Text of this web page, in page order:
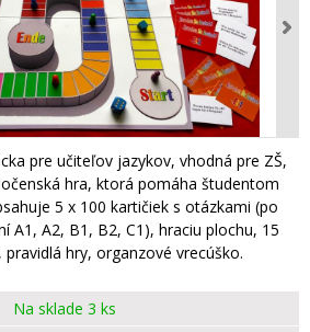
pre učiteľov jazykov, vhodná pre ZŠ,
hra, ktorá pomáha študentom
5 x 100 kartičiek s otázkami (po
A1, A2, B1, B2, C1), hraciu plochu, 15
hry, organzové vrecúško.
Na sklade 3 ks